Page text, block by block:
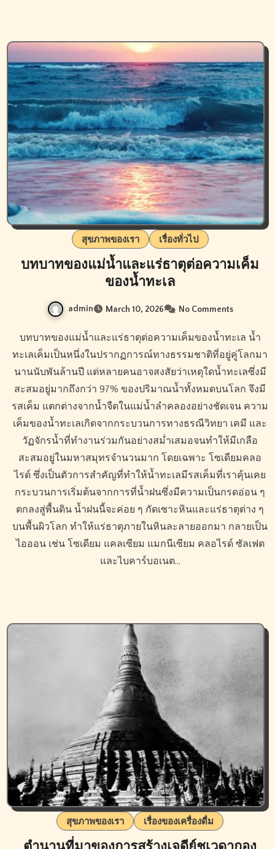
สุขภาพของเรา เรื่องทั่วไป
บทบาทของแม่น้ำและแร่ธาตุต่อความเค็ม
ของน้ำทะเล
admin March 10, 2026 No Comments
บทบาทของแม่น้ำและแร่ธาตุต่อความเค็มของน้ำทะเล น้ำ
ทะเลเค็มเป็นหนึ่งในปรากฏการณ์ทางธรรมชาติที่อยู่คู่โลกมา
นานนับพันล้านปี แต่หลายคนอาจสงสัยว่าเหตุใดน้ำทะเลซึ่งมี
สะสมอยู่มากถึงกว่า 97% ของปริมาณน้ำทั้งหมดบนโลก จึงมี
รสเค็ม แตกต่างจากน้ำจืดในแม่น้ำลำคลองอย่างชัดเจน ความ
เค็มของน้ำทะเลเกิดจากกระบวนการทางธรณีวิทยา เคมี และ
วัฏจักรน้ำที่ทำงานร่วมกันอย่างสม่ำเสมอจนทำให้มีเกลือ
สะสมอยู่ในมหาสมุทรจำนวนมาก โดยเฉพาะ โซเดียมคลอ
ไรด์ ซึ่งเป็นตัวการสำคัญที่ทำให้น้ำทะเลมีรสเค็มที่เราคุ้นเคย
กระบวนการเริ่มต้นจากการที่น้ำฝนซึ่งมีความเป็นกรดอ่อน ๆ
ตกลงสู่พื้นดิน น้ำฝนนี้จะค่อย ๆ กัดเซาะหินและแร่ธาตุต่าง ๆ
บนพื้นผิวโลก ทำให้แร่ธาตุภายในหินละลายออกมา กลายเป็น
ไอออน เช่น โซเดียม แคลเซียม แมกนีเซียม คลอไรด์ ซัลเฟต
และไบคาร์บอเนต…
สุขภาพของเรา เรื่องของเครื่องดื่ม
ตำนานที่มาของการสร้างเจดีย์ชเวดากอง